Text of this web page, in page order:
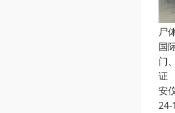
尸
国
门
证
安
24-